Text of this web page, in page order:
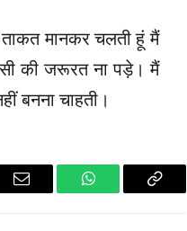
ताकत मानकर चलती हूं मैं
की जरूरत ना पड़े। मैं
बनना चाहती।
Email WhatsAppCopy